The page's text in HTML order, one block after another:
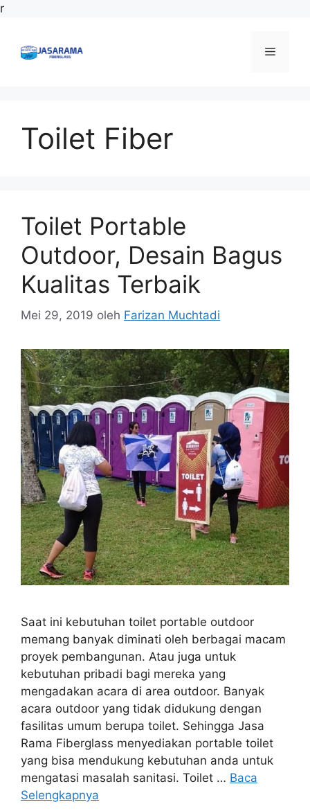
rLangsung
Menu
Toilet Fiber
Toilet Portable
Outdoor, Desain Bagus
Kualitas Terbaik
Mei 29, 2019 oleh Farizan Muchtadi
Saat ini kebutuhan toilet portable outdoor
memang banyak diminati oleh berbagai macam
proyek pembangunan. Atau juga untuk
kebutuhan pribadi bagi mereka yang
mengadakan acara di area outdoor. Banyak
acara outdoor yang tidak didukung dengan
fasilitas umum berupa toilet. Sehingga Jasa
Rama Fiberglass menyediakan portable toilet
yang bisa mendukung kebutuhan anda untuk
mengatasi masalah sanitasi. Toilet … Baca
Selengkapnya